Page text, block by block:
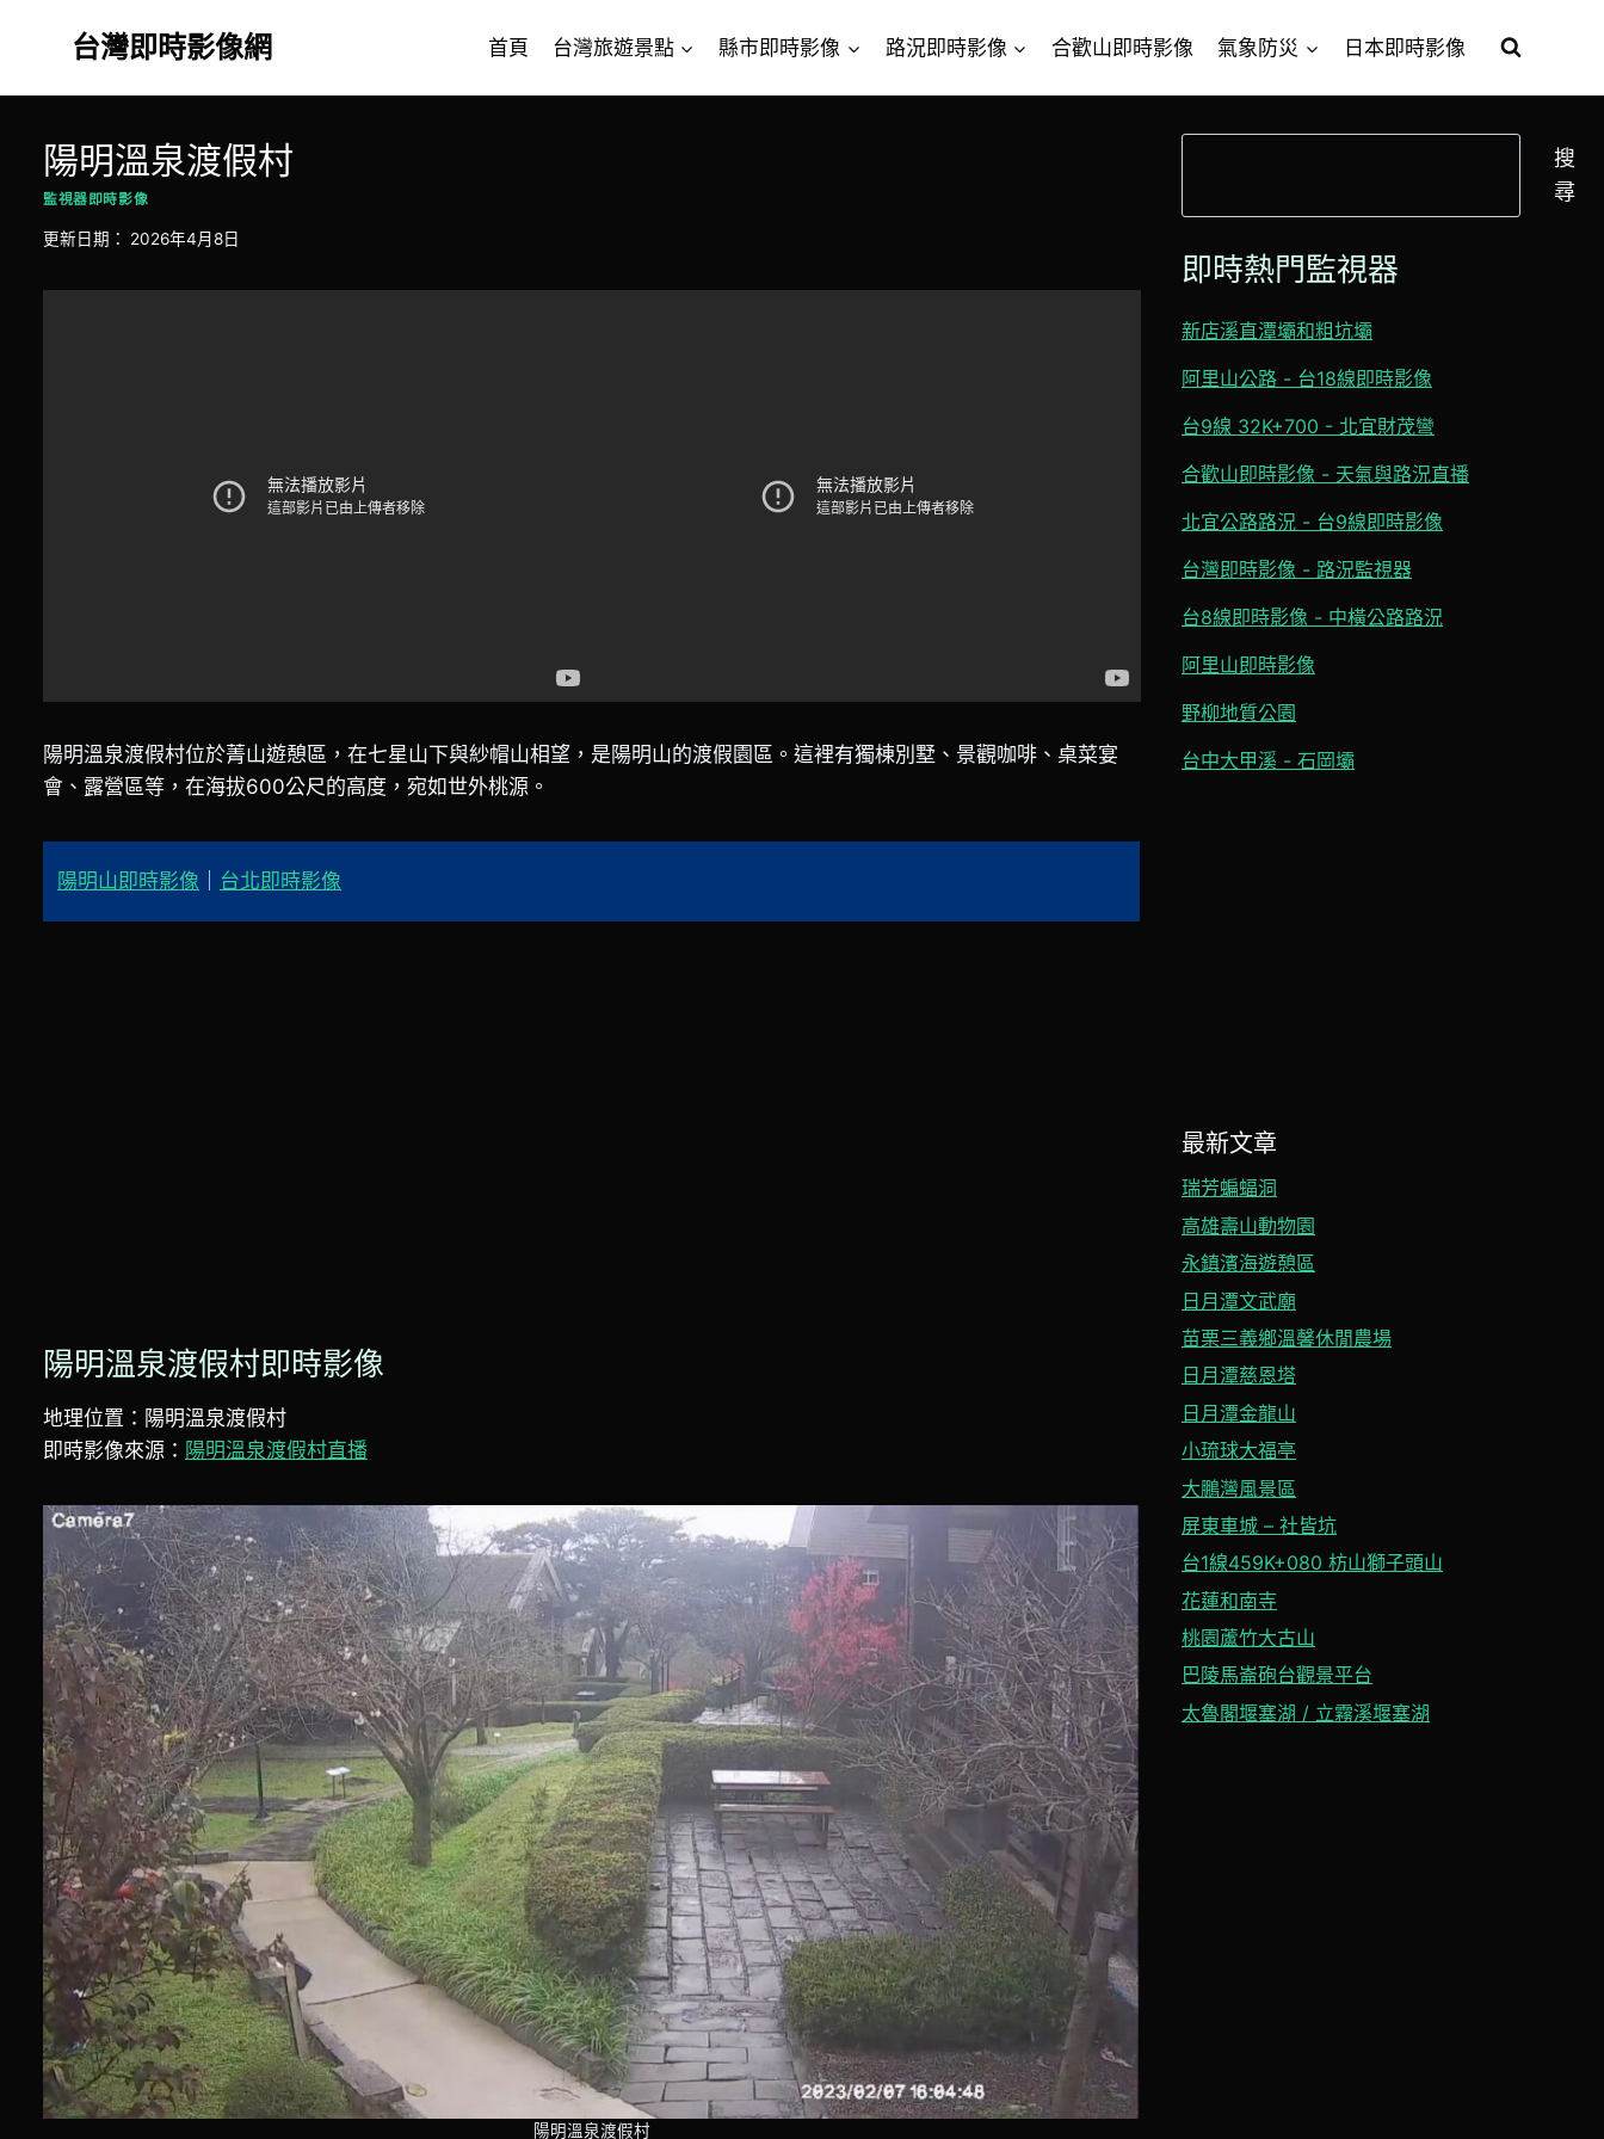
台灣即時影像網 首頁 台灣旅遊景點 縣市即時影像 路況即時影像 合歡山即時影像 氣象防災 日本即時影像
陽明溫泉渡假村
監視器即時影像
更新日期： 2026年4月8日
陽明溫泉渡假村位於菁山遊憩區，在七星山下與紗帽山相望，是陽明山的渡假園區。這裡有獨棟別墅、景觀咖啡、桌菜宴
會、露營區等，在海拔600公尺的高度，宛如世外桃源。
陽明山即時影像 台北即時影像
陽明溫泉渡假村即時影像
地理位置：陽明溫泉渡假村
即時影像來源： 陽明溫泉渡假村直播
陽明溫泉渡假村
搜
尋
即時熱門監視器
新店溪直潭壩和粗坑壩
阿里山公路 - 台18線即時影像
台9線 32K+700 - 北宜財茂彎
合歡山即時影像 - 天氣與路況直播
北宜公路路況 - 台9線即時影像
台灣即時影像 - 路況監視器
台8線即時影像 - 中橫公路路況
阿里山即時影像
野柳地質公園
台中大甲溪 - 石岡壩
最新文章
瑞芳蝙蝠洞
高雄壽山動物園
永鎮濱海遊憩區
日月潭文武廟
苗栗三義鄉溫馨休閒農場
日月潭慈恩塔
日月潭金龍山
小琉球大福亭
大鵬灣風景區
屏東車城 – 社皆坑
台1線459K+080 枋山獅子頭山
花蓮和南寺
桃園蘆竹大古山
巴陵馬崙砲台觀景平台
太魯閣堰塞湖 / 立霧溪堰塞湖